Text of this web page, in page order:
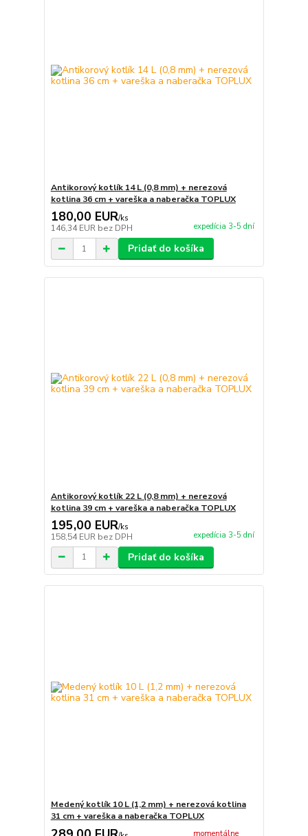
Antikorový kotlík 14 L (0,8 mm) + nerezová
kotlina 36 cm + vareška a naberačka TOPLUX
180,00 EUR/ks
146,34 EUR bez DPH expedícia 3-5 dní
Pridať do košíka
Antikorový kotlík 22 L (0,8 mm) + nerezová
kotlina 39 cm + vareška a naberačka TOPLUX
195,00 EUR/ks
158,54 EUR bez DPH expedícia 3-5 dní
Pridať do košíka
Medený kotlík 10 L (1,2 mm) + nerezová kotlina
31 cm + vareška a naberačka TOPLUX
momentálne